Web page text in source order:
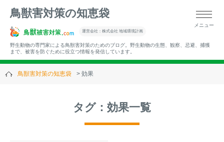
鳥獣害対策の知恵袋
運営会社：株式会社 地域環境計画
野生動物の専門家による鳥獣害対策のためのブログ。野生動物の生態、観察、忌避、捕獲
まで、被害を防ぐために役立つ情報を発信しています。
メニュー
▼キーワードから記事を探す
鳥獣害対策の知恵袋 効果
タグ：効果一覧